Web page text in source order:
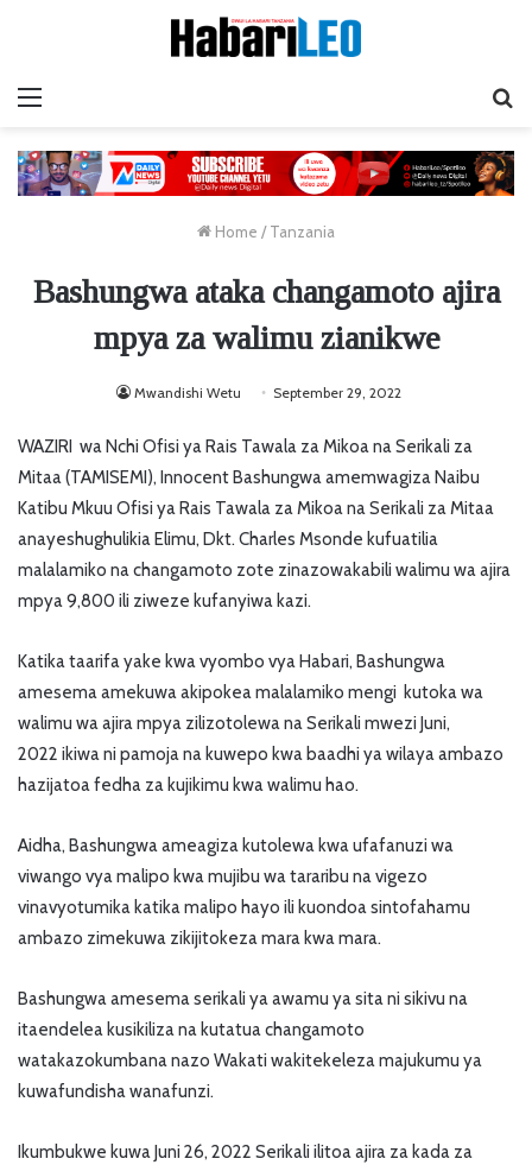
Home / Tanzania
Bashungwa ataka changamoto ajira
mpya za walimu zianikwe
Mwandishi Wetu September 29, 2022
WAZIRI wa Nchi Ofisi ya Rais Tawala za Mikoa na Serikali za
Mitaa (TAMISEMI), Innocent Bashungwa amemwagiza Naibu
Katibu Mkuu Ofisi ya Rais Tawala za Mikoa na Serikali za Mitaa
anayeshughulikia Elimu, Dkt. Charles Msonde kufuatilia
malalamiko na changamoto zote zinazowakabili walimu wa ajira
mpya 9,800 ili ziweze kufanyiwa kazi.
Katika taarifa yake kwa vyombo vya Habari, Bashungwa
amesema amekuwa akipokea malalamiko mengi kutoka wa
walimu wa ajira mpya zilizotolewa na Serikali mwezi Juni,
2022 ikiwa ni pamoja na kuwepo kwa baadhi ya wilaya ambazo
hazijatoa fedha za kujikimu kwa walimu hao.
Aidha, Bashungwa ameagiza kutolewa kwa ufafanuzi wa
viwango vya malipo kwa mujibu wa tararibu na vigezo
vinavyotumika katika malipo hayo ili kuondoa sintofahamu
ambazo zimekuwa zikijitokeza mara kwa mara.
Bashungwa amesema serikali ya awamu ya sita ni sikivu na
itaendelea kusikiliza na kutatua changamoto
watakazokumbana nazo Wakati wakitekeleza majukumu ya
kuwafundisha wanafunzi.
Ikumbukwe kuwa Juni 26, 2022 Serikali ilitoa ajira za kada za